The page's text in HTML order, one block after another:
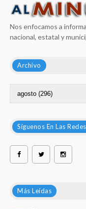
Nos enfocamos a
nacional, estatal y
Archivo
Síguenos En Las Redes
Más Leídas